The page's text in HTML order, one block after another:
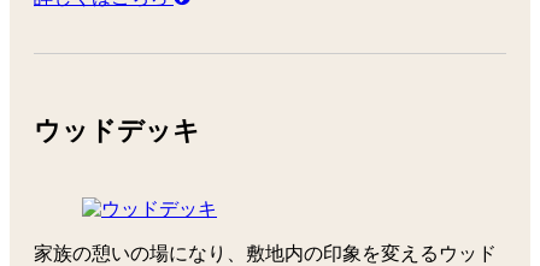
ウッドデッキ
家族の憩いの場になり、敷地内の印象を変えるウッド